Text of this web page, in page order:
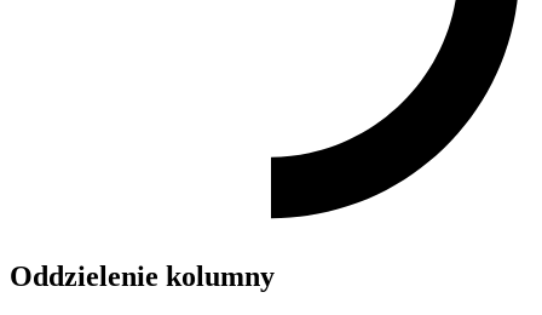
Oddzielenie kolumny